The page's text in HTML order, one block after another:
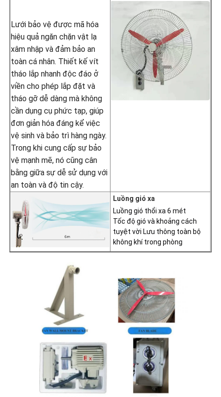
Lưới bảo vệ được mã hóa
hiệu quả ngăn chặn vật lạ
xâm nhập và đảm bảo an
toàn cá nhân. Thiết kế vít
tháo lắp nhanh độc đáo ở
viền cho phép lắp đặt và
tháo gỡ dễ dàng mà không
cần dụng cụ phức tạp, giúp
đơn giản hóa đáng kể việc
vệ sinh và bảo trì hàng ngày.
Trong khi cung cấp sự bảo
vệ mạnh mẽ, nó cũng cân
bằng giữa sự dễ sử dụng với
an toàn và độ tin cậy.
Luồng gió xa
Luồng gió thổi xa 6 mét
Tốc độ gió và khoảng cách
tuyệt vời Lưu thông toàn bộ
không khí trong phòng